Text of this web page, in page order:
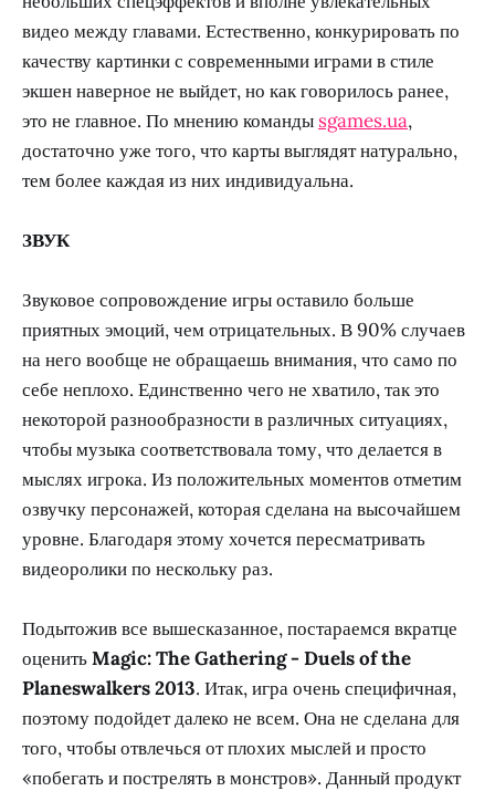
видео между главами. Естественно, конкурировать по
качеству картинки с современными играми в стиле
экшен наверное не выйдет, но как говорилось ранее,
это не главное. По мнению команды sgames.ua,
достаточно уже того, что карты выглядят натурально,
тем более каждая из них индивидуальна.
ЗВУК
Звуковое сопровождение игры оставило больше
приятных эмоций, чем отрицательных. В 90% случаев
на него вообще не обращаешь внимания, что само по
себе неплохо. Единственно чего не хватило, так это
некоторой разнообразности в различных ситуациях,
чтобы музыка соответствовала тому, что делается в
мыслях игрока. Из положительных моментов отметим
озвучку персонажей, которая сделана на высочайшем
уровне. Благодаря этому хочется пересматривать
видеоролики по нескольку раз.
Подытожив все вышесказанное, постараемся вкратце
оценитьMagic: The Gathering - Duels of the
Planeswalkers 2013. Итак, игра очень специфичная,
поэтому подойдет далеко не всем. Она не сделана для
того, чтобы отвлечься от плохих мыслей и просто
«побегать и пострелять в монстров». Данный продукт